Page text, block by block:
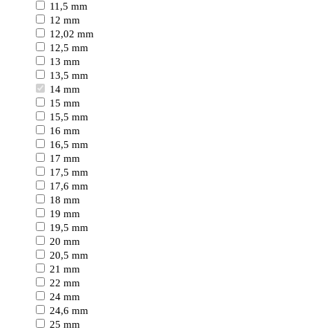
11,5 mm
12 mm
12,02 mm
12,5 mm
13 mm
13,5 mm
14 mm
15 mm
15,5 mm
16 mm
16,5 mm
17 mm
17,5 mm
17,6 mm
18 mm
19 mm
19,5 mm
20 mm
20,5 mm
21 mm
22 mm
24 mm
24,6 mm
25 mm